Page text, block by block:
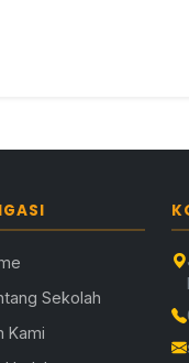
Sekolah
Kami